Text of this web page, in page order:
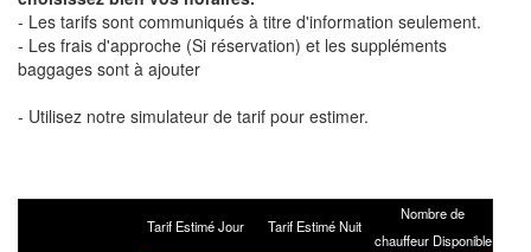
- Les tarifs sont communiqués à titre d'information seulement.
- Les frais d'approche (Si réservation) et les suppléments
baggages sont à ajouter
- Utilisez notre simulateur de tarif pour estimer.
Tarif Estimé Jour Tarif Estimé Nuit
Nombre de
chauffeur Disponible